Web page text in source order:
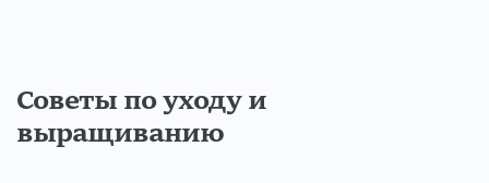
Советы по уходу и
выращиванию